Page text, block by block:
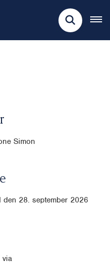
Simon
28. september 2026